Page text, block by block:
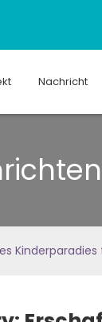
Nachricht
Kinderparadies